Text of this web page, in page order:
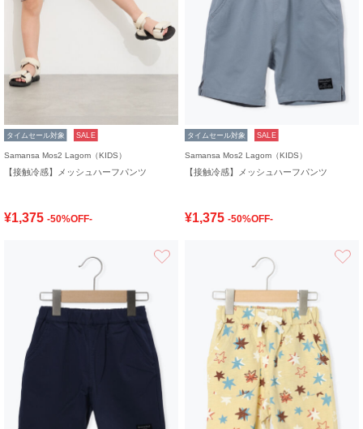
タイムセール対象 SALE
Samansa Mos2 Lagom（KIDS）
【接触冷感】メッシュハーフパンツ
¥1,375 -50%OFF-
タイムセール対象 SALE
Samansa Mos2 Lagom（KIDS）
【接触冷感】メッシュハーフパンツ
¥1,375 -50%OFF-